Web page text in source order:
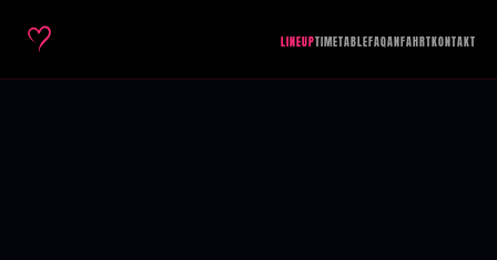
LINEUPTIMETABLEFAQANFAHRTKONTAKT